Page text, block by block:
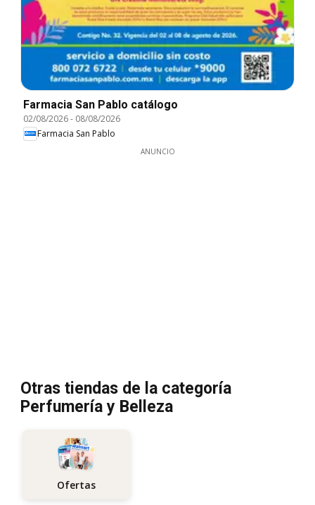
Farmacia San Pablo catálogo
02/08/2026- 08/08/2026
Farmacia San Pablo
ANUNCIO
Otras tiendas de la categoría
Perfumería y Belleza
Ofertas